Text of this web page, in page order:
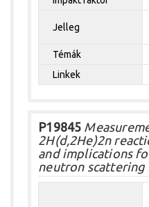
Jelleg
Témák
Linkek
P19845
2H(d,2He)2n
and implications
neutron scattering